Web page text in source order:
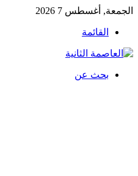
الجمعة, أغسطس 7 2026
القائمة
بحث عن